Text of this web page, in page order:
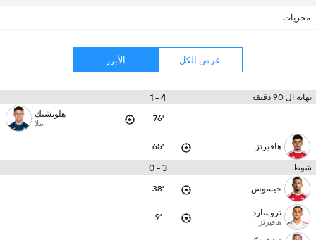
مجريات
عرض الكل الأبرز
نهاية ال 90 دقيقة 4 - 1
76' هلوتشيك
تيلا
هافيرتز 65'
شوط 3 - 0
جيسوس 38'
تروسارد
هافيرتز 9'